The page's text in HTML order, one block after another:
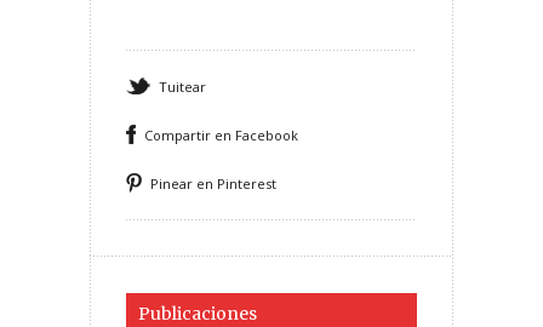
Tuitear
Compartir en Facebook
Pinear en Pinterest
Publicaciones